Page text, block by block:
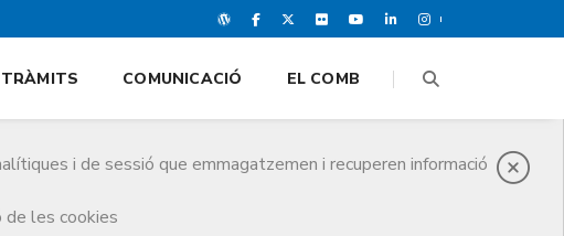
i de sessió que emmagatzemen i recuperen informació
de les cookies
TRÀMITS COMUNICACIÓ EL COMB